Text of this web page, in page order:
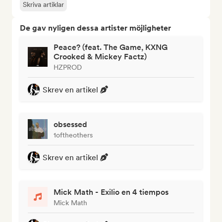
Skriva artiklar
De gav nyligen dessa artister möjligheter
Peace? (feat. The Game, KXNG
Crooked & Mickey Factz)
HZPROD
Skrev en artikel
obsessed
1oftheothers
Skrev en artikel
Mick Math - Exilio en 4 tiempos
Mick Math